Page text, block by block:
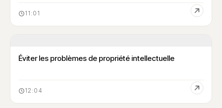
11:01
Éviter les problèmes de propriété intellectuelle
12:04